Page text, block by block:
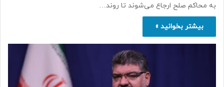
به محاکم صلح ارجاع می‌شوند تا روند…
بیشتر بخوانید »